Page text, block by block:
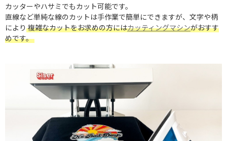
カッターやハサミでもカット可能です。
直線など単純な線のカットは手作業で簡単にできますが、文字や柄
により 複雑なカットをお求めの方にはカッティングマシンがおすす
めです。